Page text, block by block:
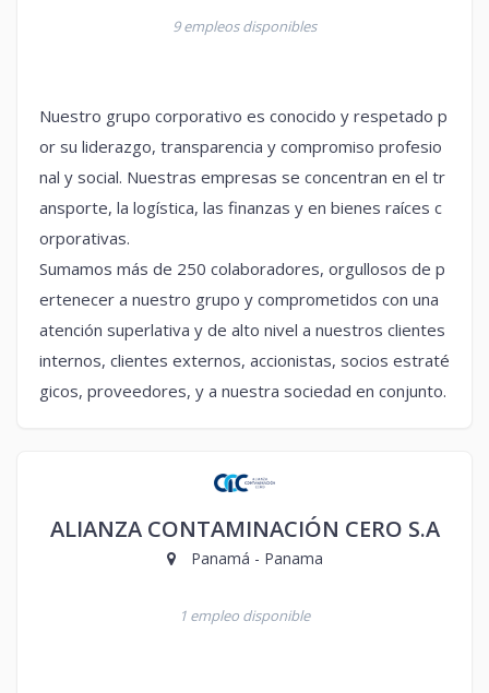
9 empleos disponibles
Nuestro grupo corporativo es conocido y respetado p
or su liderazgo, transparencia y compromiso profesio
nal y social. Nuestras empresas se concentran en el tr
ansporte, la logística, las finanzas y en bienes raíces c
orporativas.
Sumamos más de 250 colaboradores, orgullosos de p
ertenecer a nuestro grupo y comprometidos con una
atención superlativa y de alto nivel a nuestros clientes
internos, clientes externos, accionistas, socios estraté
gicos, proveedores, y a nuestra sociedad en conjunto.
ALIANZA CONTAMINACIÓN CERO S.A
Panamá - Panama
1 empleo disponible